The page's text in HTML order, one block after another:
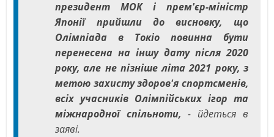
президент МОК і прем'єр-міністр
Японії прийшли до висновку, що
Олімпіада в Токіо повинна бути
перенесена на іншу дату після 2020
року, але не пізніше літа 2021 року, з
метою захисту здоров'я спортсменів,
всіх учасників Олімпійських ігор та
міжнародної спільноти, - йдеться в
заяві.